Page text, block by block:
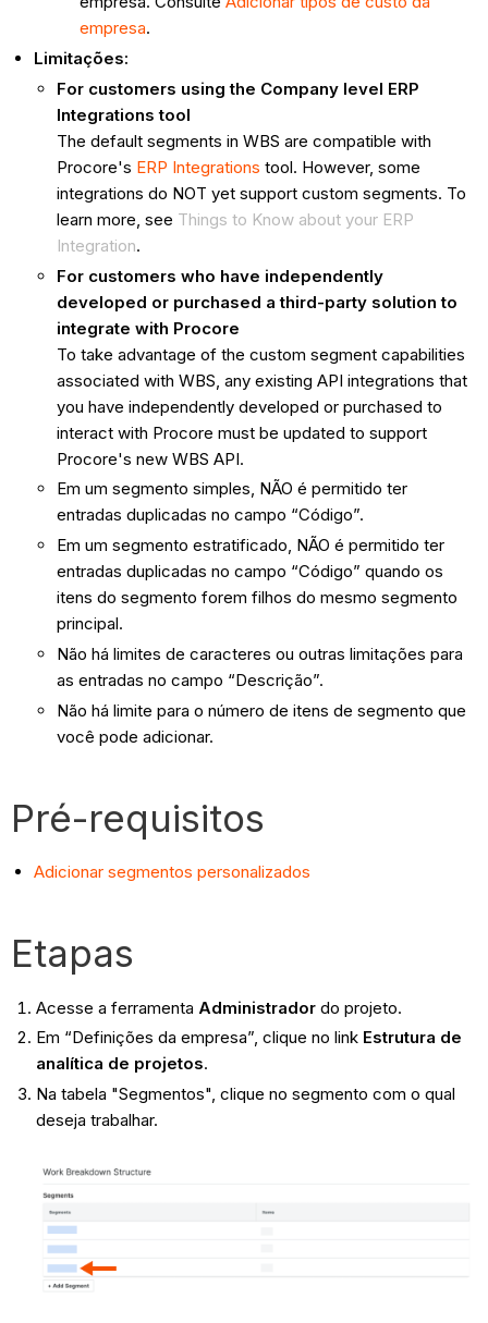
empresa.
Limitações:
For customers using the Company level ERP
Integrations tool
The default segments in WBS are compatible with
Procore's ERP Integrations tool. However, some
integrations do NOT yet support custom segments. To
learn more, see Things to Know about your ERP
Integration.
For customers who have independently
developed or purchased a third-party solution to
integrate with Procore
To take advantage of the custom segment capabilities
associated with WBS, any existing API integrations that
you have independently developed or purchased to
interact with Procore must be updated to support
Procore's new WBS API.
Em um segmento simples, NÃO é permitido ter
entradas duplicadas no campo “Código”.
Em um segmento estratificado, NÃO é permitido ter
entradas duplicadas no campo “Código” quando os
itens do segmento forem filhos do mesmo segmento
principal.
Não há limites de caracteres ou outras limitações para
as entradas no campo “Descrição”.
Não há limite para o número de itens de segmento que
você pode adicionar.
Pré-requisitos
Adicionar segmentos personalizados
Etapas
Acesse a ferramenta Administradordo projeto.
Em “Definições da empresa”, clique no link Estrutura de
analítica de projetos.
Na tabela "Segmentos", clique no segmento com o qual
deseja trabalhar.